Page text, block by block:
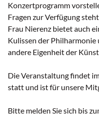
Konzertprogramm
Fragen zur Verfügung
Frau Nierenz bietet auch
Kulissen der
andere Eigenheit der
Die Veranstaltung findet
statt und ist für unsere
Bitte melden Sie sich bis